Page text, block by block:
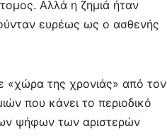
Αλλά η ζημιά ήταν
ευρέως ως ο ασθενής
«χώρα της χρονιάς» από τον
που κάνει το περιοδικό
ψήφων των αριστερών